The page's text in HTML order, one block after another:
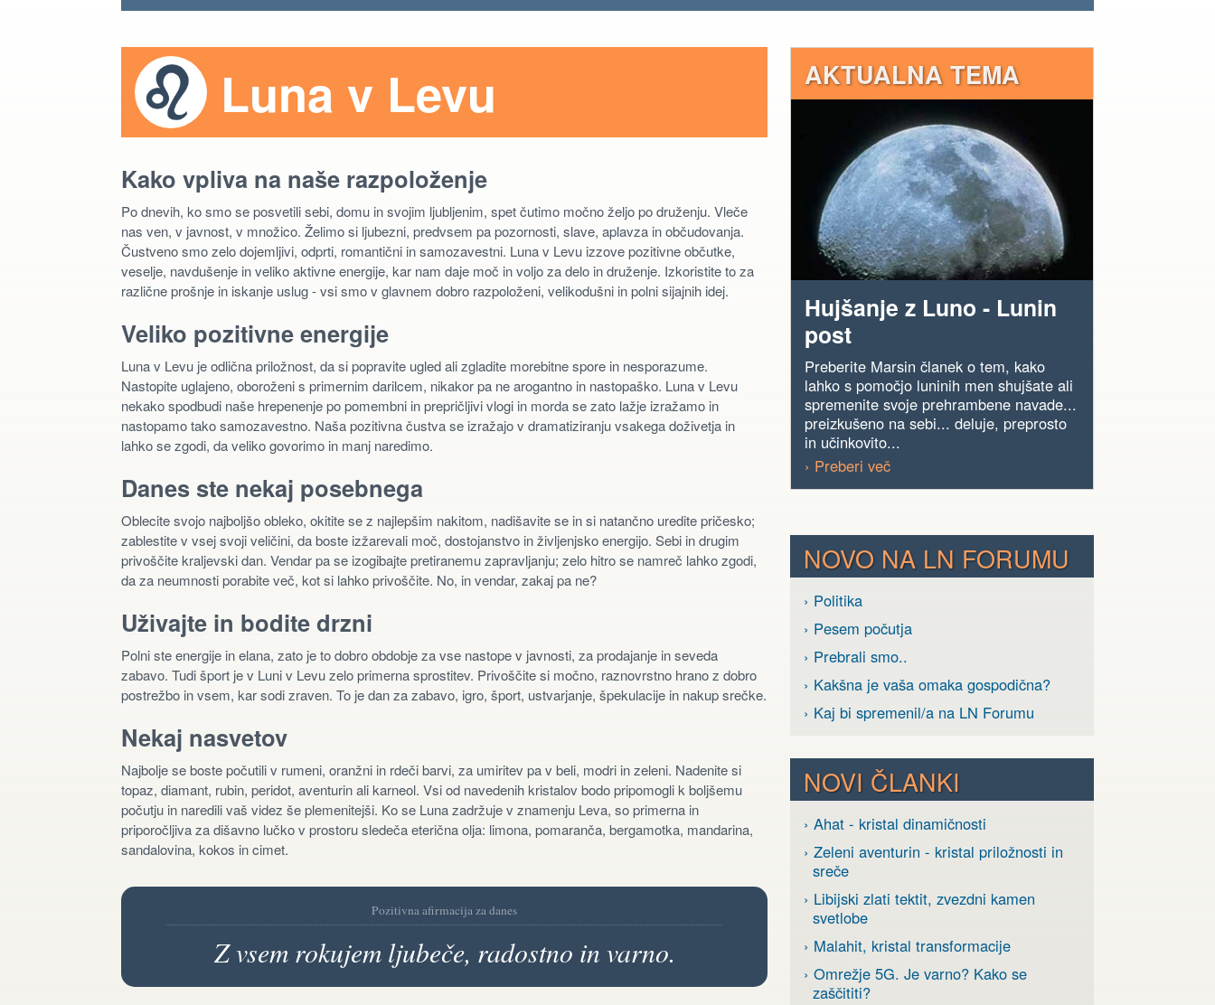
Luna v Levu
Kako vpliva na naše razpoloženje
Po dnevih, ko smo se posvetili sebi, domu in svojim ljubljenim, spet čutimo močno željo po druženju. Vleče
nas ven, v javnost, v množico. Želimo si ljubezni, predvsem pa pozornosti, slave, aplavza in občudovanja.
Čustveno smo zelo dojemljivi, odprti, romantični in samozavestni. Luna v Levu izzove pozitivne občutke,
veselje, navdušenje in veliko aktivne energije, kar nam daje moč in voljo za delo in druženje. Izkoristite to za
različne prošnje in iskanje uslug - vsi smo v glavnem dobro razpoloženi, velikodušni in polni sijajnih idej.
Veliko pozitivne energije
Luna v Levu je odlična priložnost, da si popravite ugled ali zgladite morebitne spore in nesporazume.
Nastopite uglajeno, oboroženi s primernim darilcem, nikakor pa ne arogantno in nastopaško. Luna v Levu
nekako spodbudi naše hrepenenje po pomembni in prepričljivi vlogi in morda se zato lažje izražamo in
nastopamo tako samozavestno. Naša pozitivna čustva se izražajo v dramatiziranju vsakega doživetja in
lahko se zgodi, da veliko govorimo in manj naredimo.
Danes ste nekaj posebnega
Oblecite svojo najboljšo obleko, okitite se z najlepšim nakitom, nadišavite se in si natančno uredite pričesko;
zablestite v vsej svoji veličini, da boste izžarevali moč, dostojanstvo in življenjsko energijo. Sebi in drugim
privoščite kraljevski dan. Vendar pa se izogibajte pretiranemu zapravljanju; zelo hitro se namreč lahko zgodi,
da za neumnosti porabite več, kot si lahko privoščite. No, in vendar, zakaj pa ne?
Uživajte in bodite drzni
Polni ste energije in elana, zato je to dobro obdobje za vse nastope v javnosti, za prodajanje in seveda
zabavo. Tudi šport je v Luni v Levu zelo primerna sprostitev. Privoščite si močno, raznovrstno hrano z dobro
postrežbo in vsem, kar sodi zraven. To je dan za zabavo, igro, šport, ustvarjanje, špekulacije in nakup srečke.
Nekaj nasvetov
Najbolje se boste počutili v rumeni, oranžni in rdeči barvi, za umiritev pa v beli, modri in zeleni. Nadenite si
topaz, diamant, rubin, peridot, aventurin ali karneol. Vsi od navedenih kristalov bodo pripomogli k boljšemu
počutju in naredili vaš videz še plemenitejši. Ko se Luna zadržuje v znamenju Leva, so primerna in
priporočljiva za dišavno lučko v prostoru sledeča eterična olja: limona, pomaranča, bergamotka, mandarina,
sandalovina, kokos in cimet.
Pozitivna afirmacija za danes
Z vsem rokujem ljubeče, radostno in varno.
AKTUALNA TEMA
Hujšanje z Luno - Lunin
post
Preberite Marsin članek o tem, kako
lahko s pomočjo luninih men shujšate ali
spremenite svoje prehrambene navade...
preizkušeno na sebi... deluje, preprosto
in učinkovito...
› Preberi več
NOVO NA LN FORUMU
› Politika
› Pesem počutja
› Prebrali smo..
› Kakšna je vaša omaka gospodična?
› Kaj bi spremenil/a na LN Forumu
NOVI ČLANKI
› Ahat - kristal dinamičnosti
› Zeleni aventurin - kristal priložnosti in
sreče
› Libijski zlati tektit, zvezdni kamen
svetlobe
› Malahit, kristal transformacije
› Omrežje 5G. Je varno? Kako se
zaščititi?